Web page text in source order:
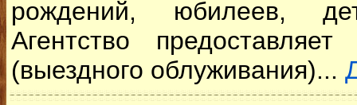
рождений, юбилеев,
Агентство предоставляет
(выездного облуживания)...